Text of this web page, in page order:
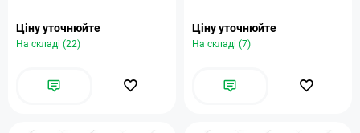
Ціну уточнюйте
На складі (22)
Ціну уточнюйте
На складі (7)